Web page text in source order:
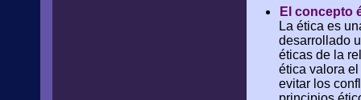
El concepto
La ética es
desarrollado
éticas de la
ética valora
evitar los